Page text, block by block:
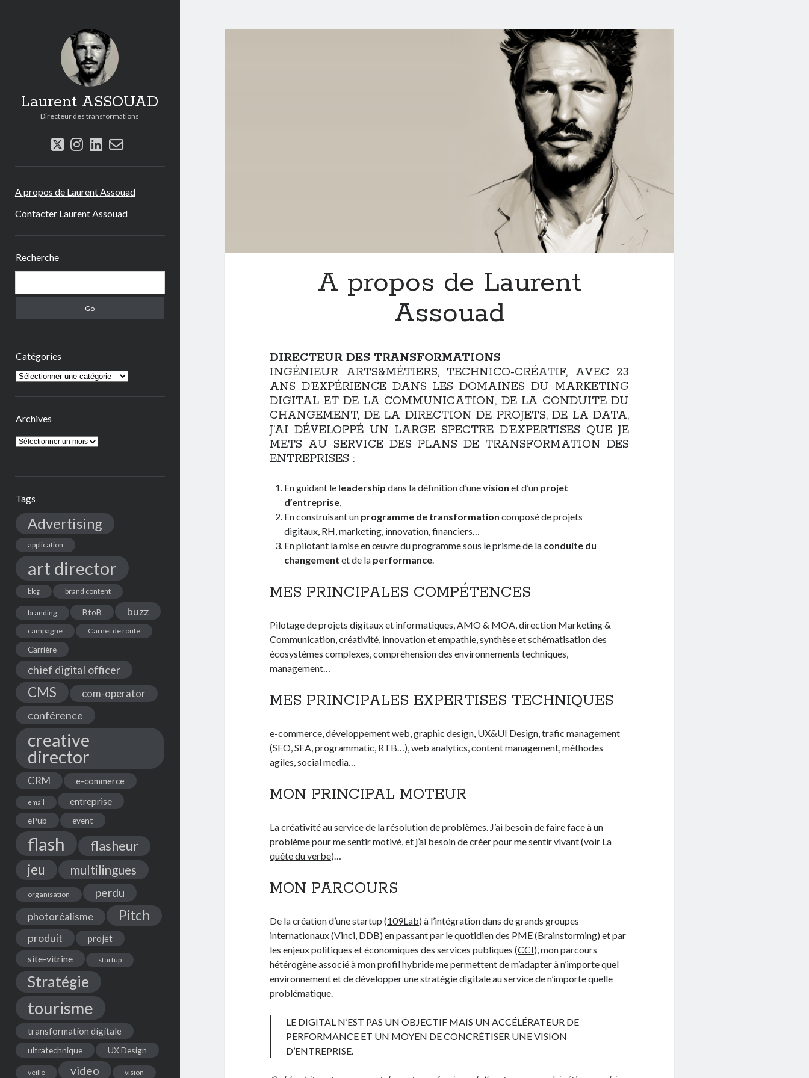
Laurent ASSOUAD
Directeur des transformations
twitter
instagram
linkedin
email-
A propos de Laurent Assouad
Contacter Laurent Assouad
Recherche
Catégories
Catégories
Archives
Archives
Tags
Advertising
application
art director
blog brand content
branding BtoB buzz
campagne Carnet de route
Carrière
chief digital officer
CMS com-operator
conférence
creative
director
CRM e-commerce
email entreprise
ePub event
flash flasheur
jeu multilingues
organisation perdu
photoréalisme Pitch
produit projet
site-vitrine startup
Stratégie
tourisme
transformation digitale
ultratechnique UX Design
veille video vision
A propos de Laurent
Assouad
DIRECTEUR DES TRANSFORMATIONS
INGÉNIEUR ARTS&MÉTIERS, TECHNICO-CRÉATIF, AVEC 23
ANS D’EXPÉRIENCE DANS LES DOMAINES DU MARKETING
DIGITAL ET DE LA COMMUNICATION, DE LA CONDUITE DU
CHANGEMENT, DE LA DIRECTION DE PROJETS, DE LA DATA,
J’AI DÉVELOPPÉ UN LARGE SPECTRE D’EXPERTISES QUE JE
METS AU SERVICE DES PLANS DE TRANSFORMATION DES
ENTREPRISES :
En guidant le leadership dans la définition d’unevision et d’un projet
d’entreprise,
En construisant un programme de transformation composé de projets
digitaux, RH, marketing, innovation, financiers…
En pilotant la mise en œuvre du programme sous le prisme de la conduite du
changement et de la performance.
MES PRINCIPALES COMPÉTENCES
Pilotage de projets digitaux et informatiques, AMO & MOA, direction Marketing &
Communication, créativité, innovation et empathie, synthèse et schématisation des
écosystèmes complexes, compréhension des environnements techniques,
management…
MES PRINCIPALES EXPERTISES TECHNIQUES
e-commerce, développement web, graphic design, UX&UI Design, trafic management
(SEO, SEA, programmatic, RTB…), web analytics, content management, méthodes
agiles, social media…
MON PRINCIPAL MOTEUR
La créativité au service de la résolution de problèmes. J’ai besoin de faire face à un
problème pour me sentir motivé, et j’ai besoin de créer pour me sentir vivant (voir La
quête du verbe)…
MON PARCOURS
De la création d’une startup (109Lab) à l’intégration dans de grands groupes
internationaux (Vinci, DDB) en passant par le quotidien des PME (Brainstorming) et par
les enjeux politiques et économiques des services publiques (CCI), mon parcours
hétérogène associé à mon profil hybride me permettent de m’adapter à n’importe quel
environnement et de développer une stratégie digitale au service de n’importe quelle
problématique.
LE DIGITAL N’EST PAS UN OBJECTIF MAIS UN ACCÉLÉRATEUR DE
PERFORMANCE ET UN MOYEN DE CONCRÉTISER UNE VISION
D’ENTREPRISE.